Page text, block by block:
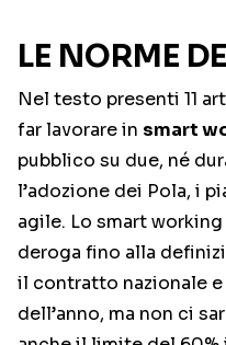
LE NORME
Nel testo presenti 11
far lavorare in smart
pubblico su due, né
l’adozione dei Pola, i
agile. Lo smart
deroga fino alla
il contratto nazionale
dell’anno, ma non ci